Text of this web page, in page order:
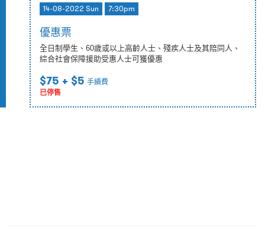
14-08-2022 Sun 7:30pm
優惠票
全日制學生、60歲或以上高齡人士、殘疾人士及其陪同人、
綜合社會保障援助受惠人士可獲優惠
$75 + $5 手續費
已停售